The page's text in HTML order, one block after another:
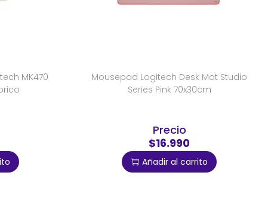
MK470
Mousepad Logitech Desk Mat Studio
Series Pink 70x30cm
Precio
$16.990
Añadir al carrito